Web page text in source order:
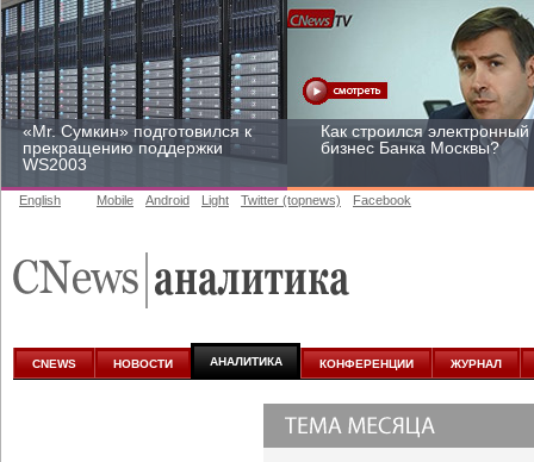
«Mr. Сумкин» подготовился к
прекращению поддержки
WS2003
Как строился электронный
бизнес Банка Москвы?
к аналитике
участвовать
English Mobile Android Light Twitter (topnews) Facebook
CNEWS НОВОСТИ АНАЛИТИКА КОНФЕРЕНЦИИ ЖУРНАЛ